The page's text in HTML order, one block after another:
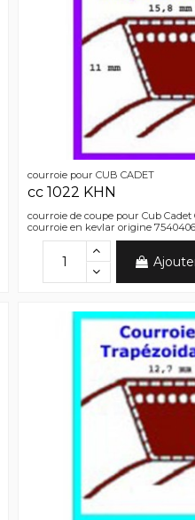
courroie pour CUB CADET
cc 1022 KHN
courroie de coupe pour Cub Cadet
courroie en kevlar origine